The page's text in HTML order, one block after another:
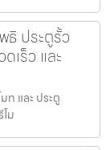
ธิ ประตูรั้ว
เร็ว และ
ท และ ประตู
ม